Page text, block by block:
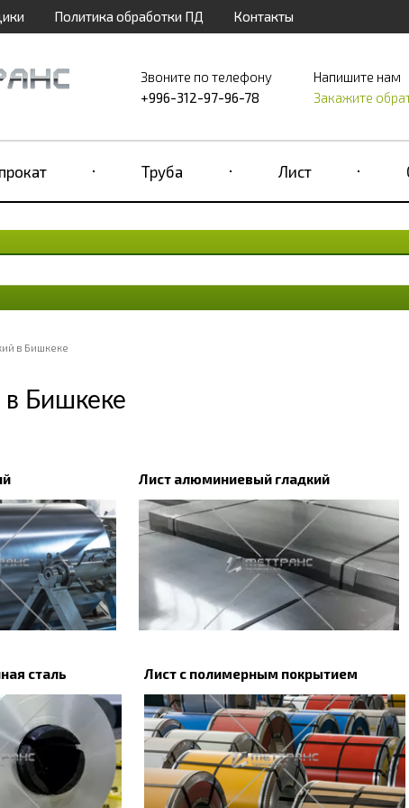
Политика обработки ПД Контакты
Звоните по телефону
+996-312-97-96-78
Напишите нам
Закажите
Труба Лист
в Бишкеке
в Бишкеке
Лист алюминиевый гладкий
сталь Лист с полимерным покрытием